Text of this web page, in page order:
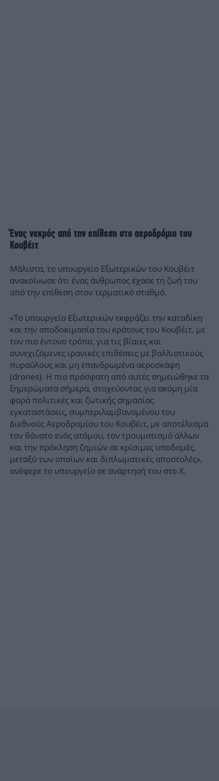
Ένας νεκρός από την επίθεση στο αεροδρόμιο του
Κουβέιτ
Μάλιστα, το υπουργείο Εξωτερικών του Κουβέιτ
ανακοίνωσε ότι ένας άνθρωπος έχασε τη ζωή του
από την επίθεση στον τερματικό σταθμό.
«Το υπουργείο Εξωτερικών εκφράζει την καταδίκη
και την αποδοκιμασία του κράτους του Κουβέιτ, με
τον πιο έντονο τρόπο, για τις βίαιες και
συνεχιζόμενες ιρανικές επιθέσεις με βαλλιστικούς
πυραύλους και μη επανδρωμένα αεροσκάφη
(drones). Η πιο πρόσφατη από αυτές σημειώθηκε τα
ξημερώματα σήμερα, στοχεύοντας για ακόμη μία
φορά πολιτικές και ζωτικής σημασίας
εγκαταστάσεις, συμπεριλαμβανομένου του
Διεθνούς Αεροδρομίου του Κουβέιτ, με αποτέλεσμα
τον θάνατο ενός ατόμου, τον τραυματισμό άλλων
και την πρόκληση ζημιών σε κρίσιμες υποδομές,
μεταξύ των οποίων και διπλωματικές αποστολές»,
ανέφερε το υπουργείο σε ανάρτησή του στο Χ.